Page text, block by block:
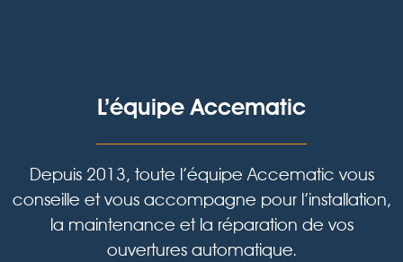
L’équipe Accematic
Depuis 2013, toute l’équipe Accematic vous
conseille et vous accompagne pour l’installation,
la maintenance et la réparation de vos
ouvertures automatique.